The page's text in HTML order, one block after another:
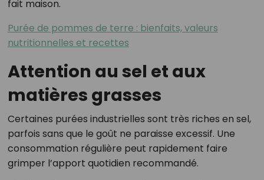
fait maison.
Purée de pommes de terre : bienfaits, valeurs
nutritionnelles et recettes
Attention au sel et aux
matières grasses
Certaines purées industrielles sont très riches en sel,
parfois sans que le goût ne paraisse excessif. Une
consommation régulière peut rapidement faire
grimper l’apport quotidien recommandé.